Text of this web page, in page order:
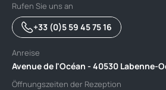
Rufen Sie uns an
+33 (0)5 59 45 75 16
Anreise
Avenue de l'Océan - 40530 Labenne-
Öffnungszeiten der Rezeption